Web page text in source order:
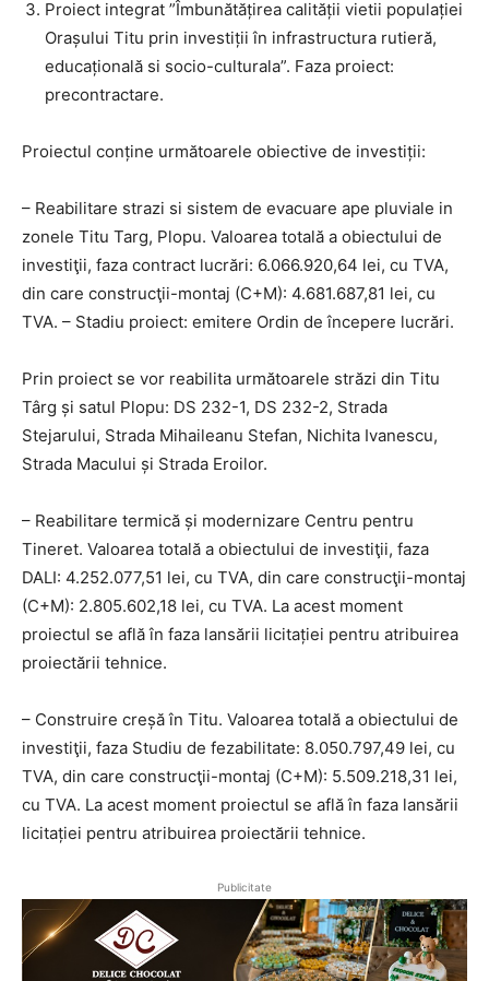
Proiect integrat ”Îmbunătățirea calității vietii populației
Orașului Titu prin investiții în infrastructura rutieră,
educațională si socio-culturala”. Faza proiect:
precontractare.
Proiectul conține următoarele obiective de investiții:
– Reabilitare strazi si sistem de evacuare ape pluviale in
zonele Titu Targ, Plopu. Valoarea totală a obiectului de
investiţii, faza contract lucrări: 6.066.920,64 lei, cu TVA,
din care construcţii-montaj (C+M): 4.681.687,81 lei, cu
TVA. – Stadiu proiect: emitere Ordin de începere lucrări.
Prin proiect se vor reabilita următoarele străzi din Titu
Târg și satul Plopu: DS 232-1, DS 232-2, Strada
Stejarului, Strada Mihaileanu Stefan, Nichita Ivanescu,
Strada Macului și Strada Eroilor.
– Reabilitare termică și modernizare Centru pentru
Tineret. Valoarea totală a obiectului de investiţii, faza
DALI: 4.252.077,51 lei, cu TVA, din care construcţii-montaj
(C+M): 2.805.602,18 lei, cu TVA. La acest moment
proiectul se află în faza lansării licitației pentru atribuirea
proiectării tehnice.
– Construire creșă în Titu. Valoarea totală a obiectului de
investiţii, faza Studiu de fezabilitate: 8.050.797,49 lei, cu
TVA, din care construcţii-montaj (C+M): 5.509.218,31 lei,
cu TVA. La acest moment proiectul se află în faza lansării
licitației pentru atribuirea proiectării tehnice.
Publicitate